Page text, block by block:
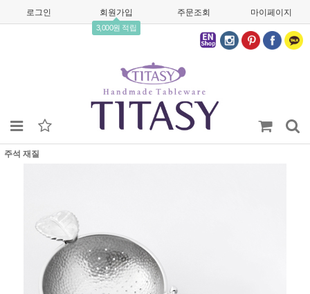
로그인 회원가입
3,000원 적립
주문조회 마이페이지
주석 재질